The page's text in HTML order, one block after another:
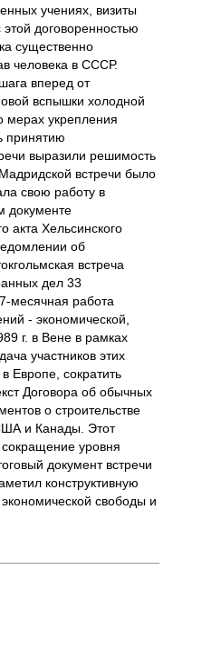
учениях, визиты
договоренностью
существенно
человека в СССР.
вперед от
вспышки холодной
мерах укрепления
принятию
выразили решимость
встречи было
свою работу в
документе
акта Хельсинского
об
встреча
дел 33
месячная работа
- экономической,
г. в Вене в рамках
участников этих
Европе, сократить
Договора об обычных
о строительстве
и Канады. Этот
уровня
документ встречи
конструктивную
свободы и